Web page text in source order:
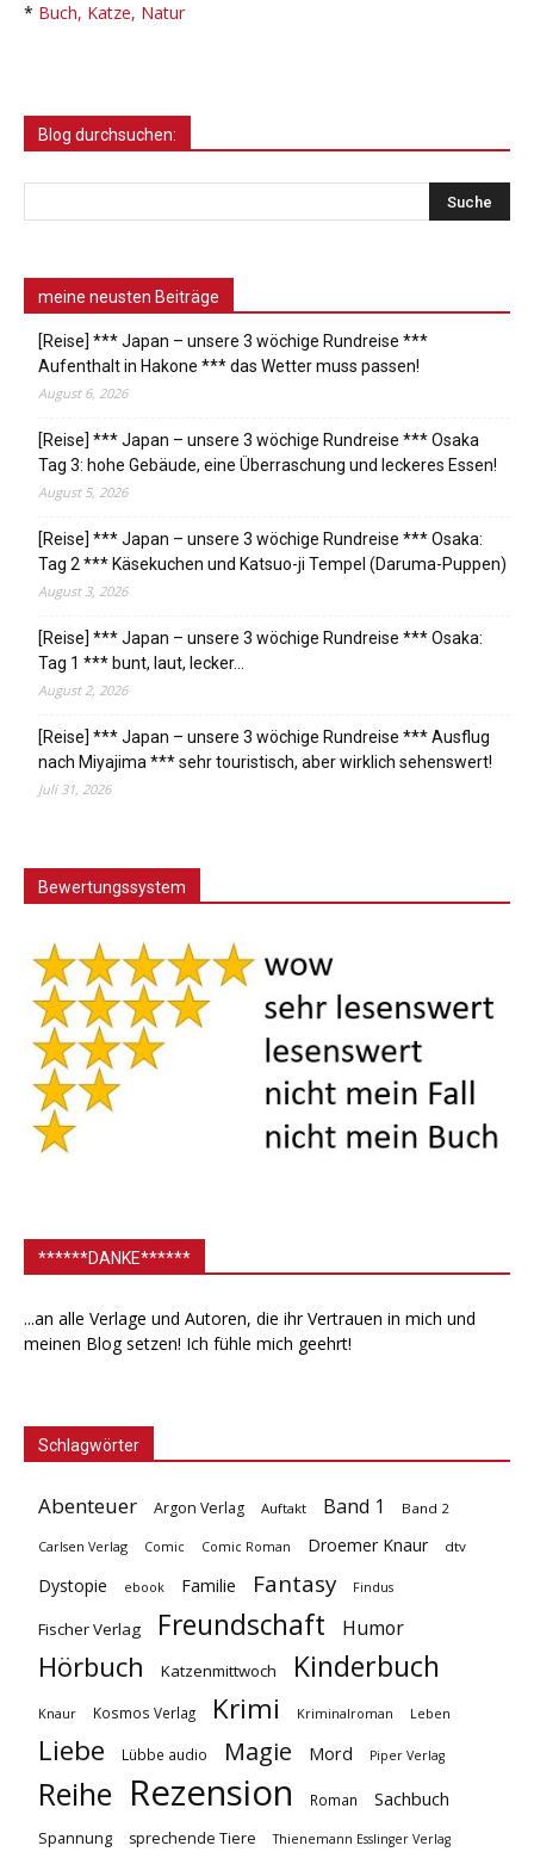
* Buch, Katze, Natur
Blog durchsuchen:
meine neusten Beiträge
[Reise] *** Japan – unsere 3 wöchige Rundreise ***
Aufenthalt in Hakone *** das Wetter muss passen!
August 6, 2026
[Reise] *** Japan – unsere 3 wöchige Rundreise *** Osaka
Tag 3: hohe Gebäude, eine Überraschung und leckeres Essen!
August 5, 2026
[Reise] *** Japan – unsere 3 wöchige Rundreise *** Osaka:
Tag 2 *** Käsekuchen und Katsuo-ji Tempel (Daruma-Puppen)
August 3, 2026
[Reise] *** Japan – unsere 3 wöchige Rundreise *** Osaka:
Tag 1 *** bunt, laut, lecker…
August 2, 2026
[Reise] *** Japan – unsere 3 wöchige Rundreise *** Ausflug
nach Miyajima *** sehr touristisch, aber wirklich sehenswert!
Juli 31, 2026
Bewertungssystem
******DANKE******
...an alle Verlage und Autoren, die ihr Vertrauen in mich und
meinen Blog setzen! Ich fühle mich geehrt!
Schlagwörter
Abenteuer Argon Verlag Auftakt Band 1 Band 2
Carlsen Verlag Comic Comic Roman Droemer Knaur dtv
Dystopie ebook Familie Fantasy Findus
Fischer Verlag Freundschaft Humor
Hörbuch Katzenmittwoch Kinderbuch
Knaur Kosmos Verlag Krimi Kriminalroman Leben
Liebe Lübbe audio Magie Mord Piper Verlag
Reihe Rezension Roman Sachbuch
Spannung sprechende Tiere Thienemann Esslinger Verlag